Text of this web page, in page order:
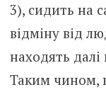
3), сидить на
відміну від
находять далі
Таким чином,